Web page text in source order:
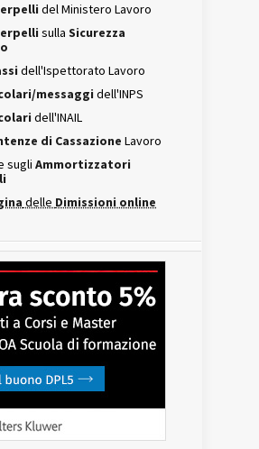
del Ministero Lavoro
sulla Sicurezza
dell'Ispettorato Lavoro
messaggi dell'INPS
dell'INAIL
di Cassazione Lavoro
sugli Ammortizzatori
delle Dimissioni online